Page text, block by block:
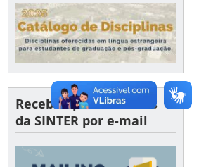
Receba oportunidades
da SINTER por e-mail